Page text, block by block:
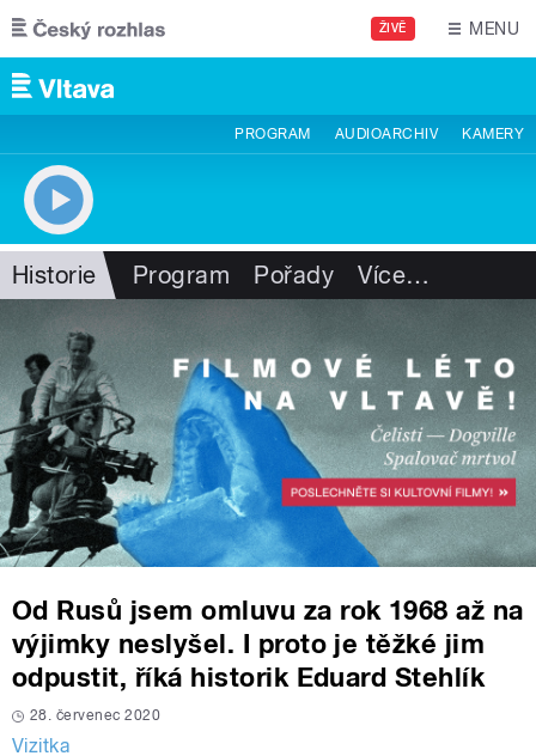
Přejít k hlavnímu obsahu
ŽIVĚ MENU
PROGRAM AUDIOARCHIV KAMERY
Historie Program Pořady Více…
Od Rusů jsem omluvu za rok 1968 až na
výjimky neslyšel. I proto je těžké jim
odpustit, říká historik Eduard Stehlík
28. červenec 2020
Vizitka